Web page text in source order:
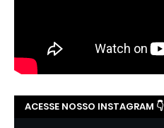
ACESSE NOSSO INSTAGRAM 👇